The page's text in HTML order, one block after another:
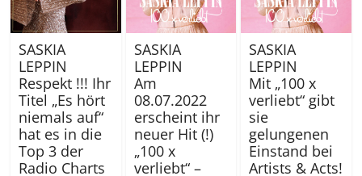
SASKIA
LEPPIN
Respekt !!! Ihr
Titel „Es hört
niemals auf“
hat es in die
Top 3 der
Radio Charts
SASKIA
LEPPIN
Am
08.07.2022
erscheint ihr
neuer Hit (!)
„100 x
verliebt“ –
SASKIA
LEPPIN
Mit „100 x
verliebt“ gibt
sie
gelungenen
Einstand bei
Artists & Acts!